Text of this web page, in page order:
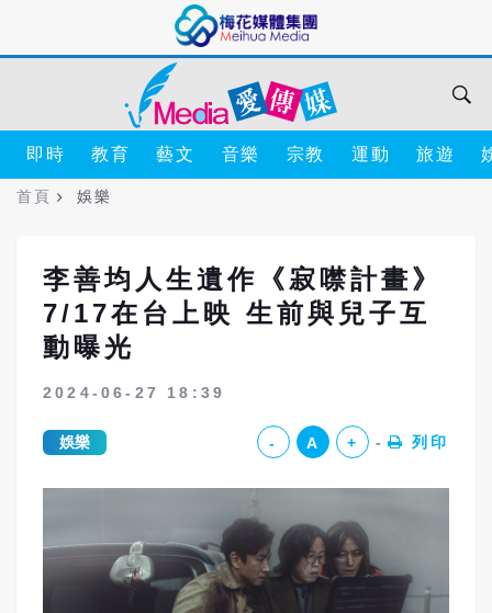
即時 教育 藝文 音樂 宗教 運動 旅遊
首頁 娛樂
李善均人生遺作《寂噤計畫》
7/17在台上映 生前與兒子互
動曝光
2024-06-27 18:39
娛樂 - A + 列印